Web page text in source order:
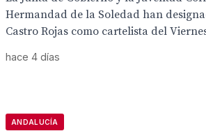
Hermandad de la Soledad han
Castro Rojas como cartelista del
hace 4 días
ANDALUCÍA